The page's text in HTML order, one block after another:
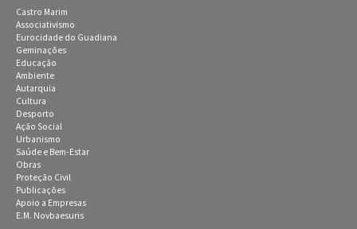
Castro Marim
Associativismo
Eurocidade do Guadiana
Geminações
Educação
Ambiente
Autarquia
Cultura
Desporto
Ação Social
Urbanismo
Saúde e Bem-Estar
Obras
Proteção Civil
Publicações
Apoio a Empresas
E.M. Novbaesuris